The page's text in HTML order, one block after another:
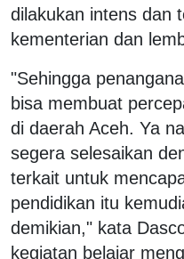
dilakukan intens dan
kementerian dan
"Sehingga
bisa membuat
di daerah Aceh. Ya
segera selesaikan
terkait untuk
pendidikan itu
demikian," kata
kegiatan belajar